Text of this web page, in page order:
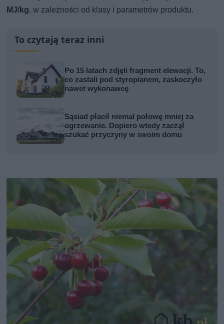
MJ/kg, w zależności od klasy i parametrów produktu.
To czytają teraz inni
Po 15 latach zdjęli fragment elewacji. To,
co zastali pod styropianem, zaskoczyło
nawet wykonawcę
Sąsiad płacił niemal połowę mniej za
ogrzewanie. Dopiero wtedy zaczął
szukać przyczyny w swoim domu